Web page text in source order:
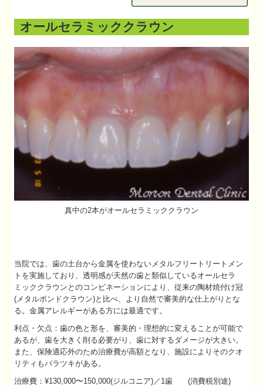
審美歯科治療例3
歯周病治療
歯周病治療例
審美機能義歯治療例
顎関節症
顎関節症治療例
予防歯科プログラムの重要性
お問い合わせ
プライバシーポリシー
料金表
オールセラミッククラウン
真中の2本がオールセラミッククラウン
当院では、歯の土台から金属を使わないメタルフリートリートメン
トを実施しており、透明感が天然の歯と類似しているオールセラ
ミッククラウンとのコンビネーションにより、従来の陶材焼付け冠
(メタルボンドクラウン)と比べ、より自然で審美的な仕上がりとな
る。金属アレルギーがある方には最適です。
利点・欠点：歯の色と形を、審美的・理想的に変えることが可能で
あるが、歯を大きく削る必要がり、歯に対するダメージが大きい。
また、保険適応外のため治療費が高額となり、施設によりそのクオ
リティもバラツキがある。
治療費：¥130,000〜150,000(ジルコニア)／1歯 (消費税別途)